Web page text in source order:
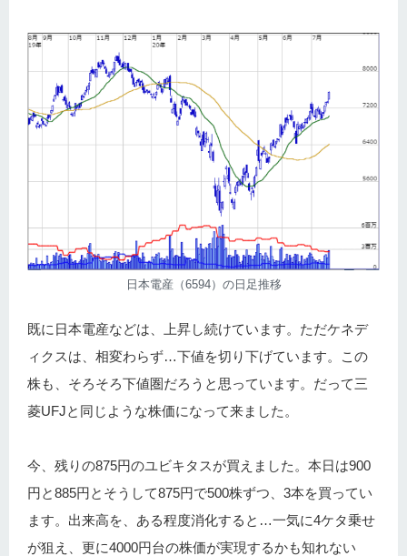
日本電産（6594）の日足推移
既に日本電産などは、上昇し続けています。ただケネデ
ィクスは、相変わらず…下値を切り下げています。この
株も、そろそろ下値圏だろうと思っています。だって三
菱UFJと同じような株価になって来ました。
今、残りの875円のユビキタスが買えました。本日は900
円と885円とそうして875円で500株ずつ、3本を買ってい
ます。出来高を、ある程度消化すると…一気に4ケタ乗せ
が狙え、更に4000円台の株価が実現するかも知れない